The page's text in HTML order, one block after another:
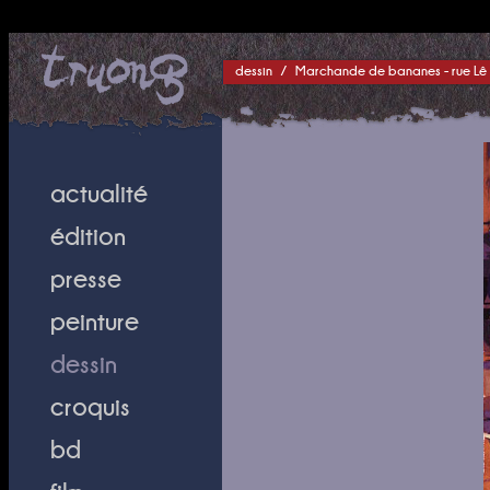
dessin / Marchande de bananes - rue Lê
actualité
édition
presse
peinture
dessin
croquis
bd